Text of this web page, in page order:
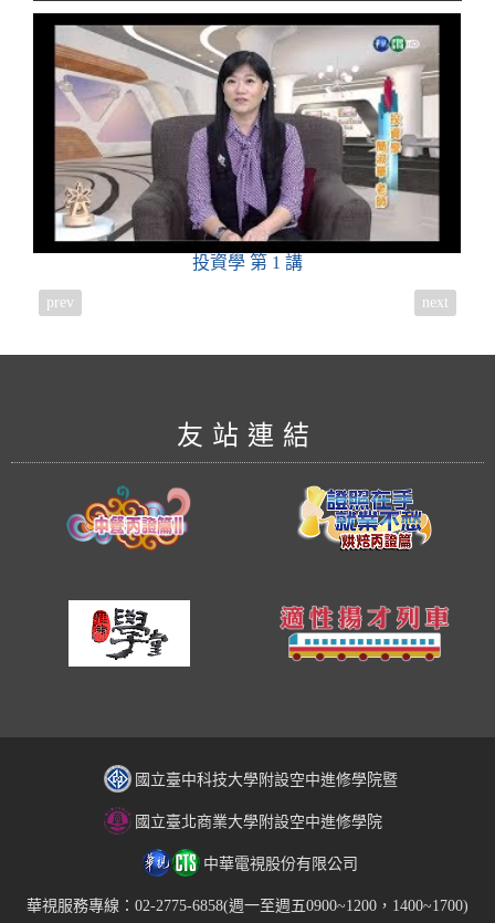
投資學 第 1 講
prev next
友站連結
國立臺中科技大學附設空中進修學院暨
國立臺北商業大學附設空中進修學院
中華電視股份有限公司
華視服務專線：02-2775-6858(週一至週五0900~1200，1400~1700)